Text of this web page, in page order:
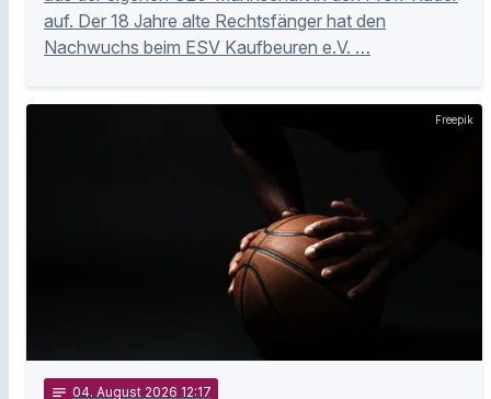
auf. Der 18 Jahre alte Rechtsfänger hat den
Nachwuchs beim ESV Kaufbeuren e.V. …
Freepik
notes 04. August 2026 12:17